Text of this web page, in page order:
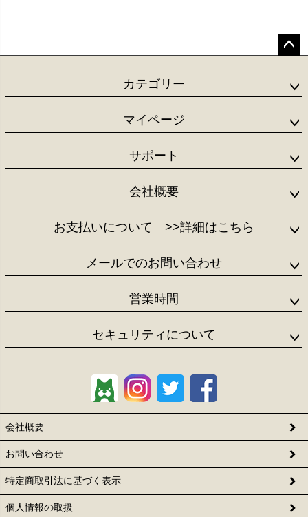
ップ
カテゴリー
マイページ
サポート
会社概要
お支払いについて >>詳細はこちら
メールでのお問い合わせ
営業時間
セキュリティについて
会社概要
お問い合わせ
特定商取引法に基づく表示
個人情報の取扱